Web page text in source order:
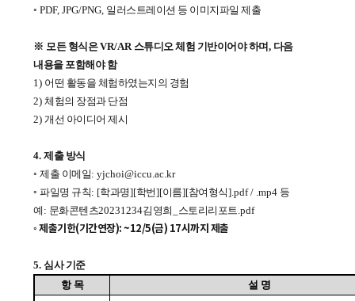
◦PDF, JPG/PNG, 일러스트레이션 등 이미지파일 제출
※ 모든 형식은VR/AR 스튜디오 체험 기반이어야 하며 , 다음
내용을 포함해야 함
1) 어떤 활동을 체험하였는지의 경험
2) 체험의 장점과 단점
2) 개선 아이디어 제시
4.제출 방식
◦제출 이메일: yjchoi@iccu.ac.kr
◦파일명 규칙: [학과명][학번][이름][참여형식].pdf / .mp4 등
예 : 문화콘텐츠20231234김영희 스토리리포트 .pdf
◦제출기한(기간연장): ~12/5(금) 17시까지 제출
5.심사 기준
항 목
설 명